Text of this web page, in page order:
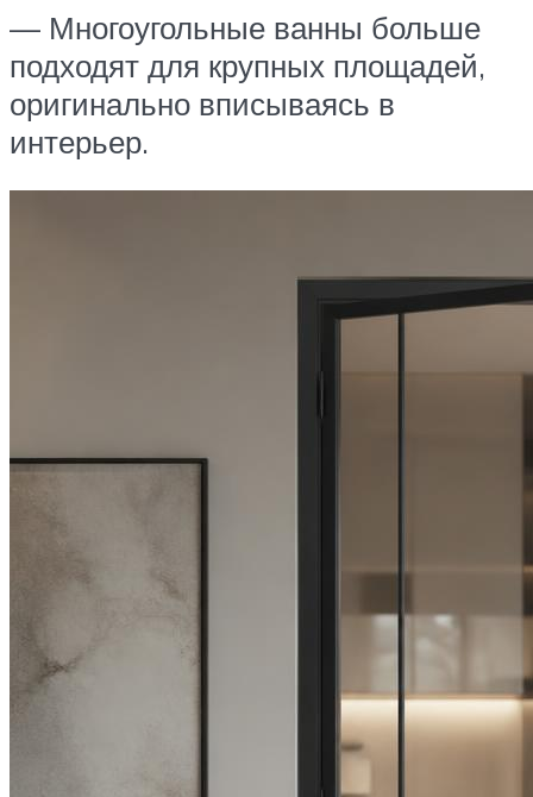
— Многоугольные ванны больше
подходят для крупных площадей,
оригинально вписываясь в
интерьер.